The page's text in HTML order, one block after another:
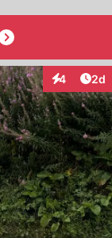
4 2d